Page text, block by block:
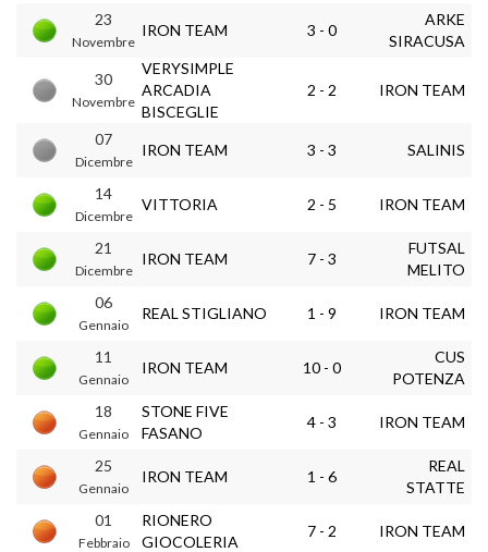
23
Novembre
IRON TEAM 3 - 0
ARKE
SIRACUSA
30
Novembre
VERYSIMPLE
ARCADIA
BISCEGLIE
2 - 2 IRON TEAM
07
Dicembre
IRON TEAM 3 - 3 SALINIS
14
Dicembre
VITTORIA 2 - 5 IRON TEAM
21
Dicembre
IRON TEAM 7 - 3
FUTSAL
MELITO
06
Gennaio
REAL STIGLIANO 1 - 9 IRON TEAM
11
Gennaio
IRON TEAM 10 - 0
CUS
POTENZA
18
Gennaio
STONE FIVE
FASANO
4 - 3 IRON TEAM
25
Gennaio
IRON TEAM 1 - 6
REAL
STATTE
01
Febbraio
RIONERO
GIOCOLERIA
7 - 2 IRON TEAM